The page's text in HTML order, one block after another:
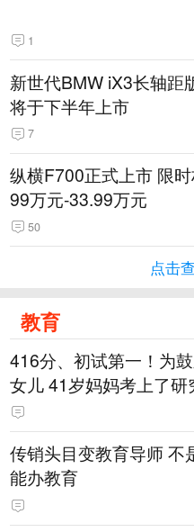
1
新世代BMW iX3长轴距
将于下半年上市
7
纵横F700正式上市 限
99万元-33.99万元
50
点击
教育
416分、初试第一！为
女儿 41岁妈妈考上了研
传销头目变教育导师 不
能办教育